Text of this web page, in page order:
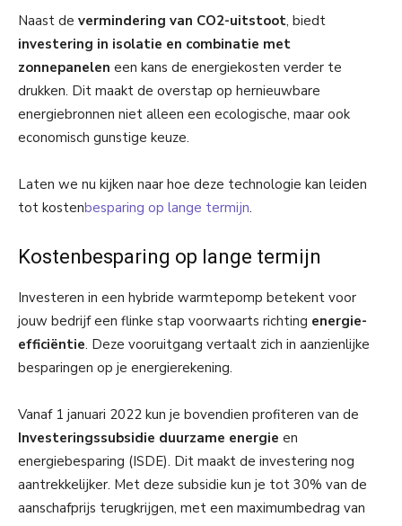
Naast de vermindering van CO2-uitstoot, biedt
investering in isolatie en combinatie met
zonnepanelen een kans de energiekosten verder te
drukken. Dit maakt de overstap op hernieuwbare
energiebronnen niet alleen een ecologische, maar ook
economisch gunstige keuze.
Laten we nu kijken naar hoe deze technologie kan leiden
tot kostenbesparing op lange termijn.
Kostenbesparing op lange termijn
Investeren in een hybride warmtepomp betekent voor
jouw bedrijf een flinke stap voorwaarts richting energie-
efficiëntie. Deze vooruitgang vertaalt zich in aanzienlijke
besparingen op je energierekening.
Vanaf 1 januari 2022 kun je bovendien profiteren van de
Investeringssubsidie duurzame energie en
energiebesparing (ISDE). Dit maakt de investering nog
aantrekkelijker. Met deze subsidie kun je tot 30% van de
aanschafprijs terugkrijgen, met een maximumbedrag van